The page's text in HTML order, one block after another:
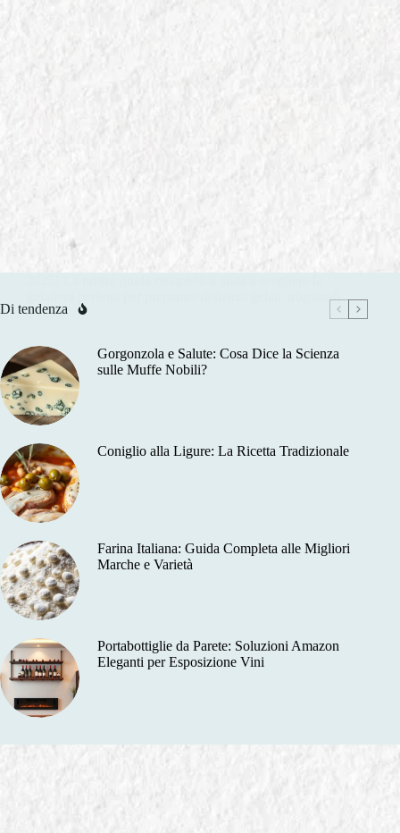
GUIDE ALL' ACQUISTO AMAZON
gelatiera perfetta per preparare deliziosi gelati artigianali
a casa.
Di tendenza
Gorgonzola e Salute: Cosa Dice la Scienza
sulle Muffe Nobili?
Coniglio alla Ligure: La Ricetta Tradizionale
Farina Italiana: Guida Completa alle Migliori
Marche e Varietà
Portabottiglie da Parete: Soluzioni Amazon
Eleganti per Esposizione Vini